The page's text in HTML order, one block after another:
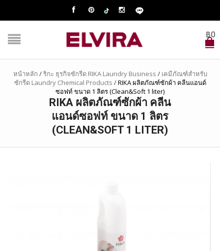
฿0
หน้าหลัก /ริกะ ธุรกิจซักรีด RIKA Laundry Business / เคมีภัณฑ์สำหรับ
ซักรีด Laundry Chemical Products /RIKA ผลิตภัณฑ์ซักผ้า คลีนแอนด์
ซอฟท์ ขนาด 1 ลิตร (Clean&Soft 1 liter)
RIKA ผลิตภัณฑ์ซักผ้า คลีน
แอนด์ซอฟท์ ขนาด 1 ลิตร
(CLEAN&SOFT 1 LITER)